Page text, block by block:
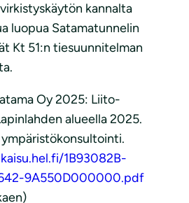
kannalta
luopua Satamatunnelin
Kt 51:n tiesuunnitelman
Oy 2025: Liito-
alueella 2025.
1B93082B-
9A550D000000.pdf